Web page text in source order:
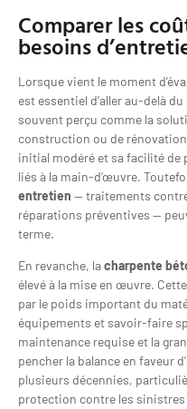
Comparer les
besoins
Lorsque vient le moment
est essentiel d’aller au-delà
souvent perçu comme la
construction ou de
initial modéré et sa facilité de
liés à la main-d’œuvre.
entretien — traitements
réparations préventives —
terme.
En revanche, lacharpente
élevé à la mise en œuvre.
par le poids important du
équipements et savoir-faire
maintenance requise et la
pencher la balance en faveur
plusieurs décennies,
protection contre les